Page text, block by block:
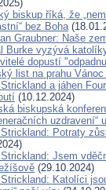
biskup říká, že
bez Boha
Graubner: Naše
Burke vyzývá
dopustí
list na prahu
a jáhen
(10.12.2024)
biskupská
Potraty
Jsem
(29.10.2024)
Katolíci